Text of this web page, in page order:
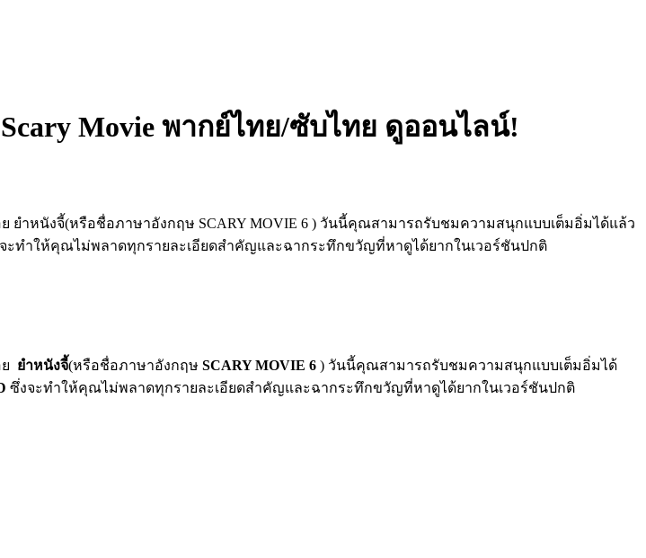
Movie พากย์ไทย/ซับไทย ดูออนไลน์!
ำหนังจี้(หรือชื่อภาษาอังกฤษ SCARY MOVIE 6 ) วันนี้คุณสามารถรับชมความสนุกแบบเต็มอิ่มได้แล้ว
ะทำให้คุณไม่พลาดทุกรายละเอียดสำคัญและฉากระทึกขวัญที่หาดูได้ยากในเวอร์ชันปกติ
ยำหนังจี้(หรือชื่อภาษาอังกฤษ SCARY MOVIE 6 ) วันนี้คุณสามารถรับชมความสนุกแบบเต็มอิ่มได้
ซึ่งจะทำให้คุณไม่พลาดทุกรายละเอียดสำคัญและฉากระทึกขวัญที่หาดูได้ยากในเวอร์ชันปกติ